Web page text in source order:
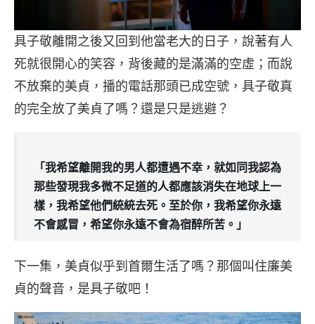
具子敬離開之後又回到他當老大的日子，說著有人
死就很開心的笑容，背後藏的是滿滿的空虛；而說
不放棄的美貞，播的電話那頭已成空號，具子敬真
的完全放了美貞了嗎？還是只是逃避？
「我希望離開我的男人都遭遇不幸，就如同我認為
那些發現我多微不足道的人都應該消失在地球上一
樣，我希望他們統統去死。至於你，我希望你永遠
不會感冒，希望你永遠不會為宿醉所苦。」
下一集，美貞似乎到首爾生活了嗎？那個叫住廉美
貞的聲音，是具子敬吧！